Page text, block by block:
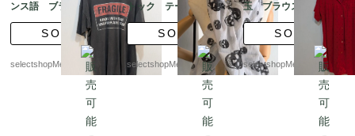
ンス語 ブラック グ
レー Lサイズ コット
ン TシャツSOLD
selectshopMerci.
トック テーブルクロ
ス スカーフ スカ
ル レア コットン
シルク 大判
SOLD
selectshopMerci.
玉 ブラウス、胸元デ
ィテール、FINN-FLAR
E 半袖トップス、サイ
ズ M程度 34 半袖シ
ャツ ギャザー サイ
SOLD
selectshopMerci.